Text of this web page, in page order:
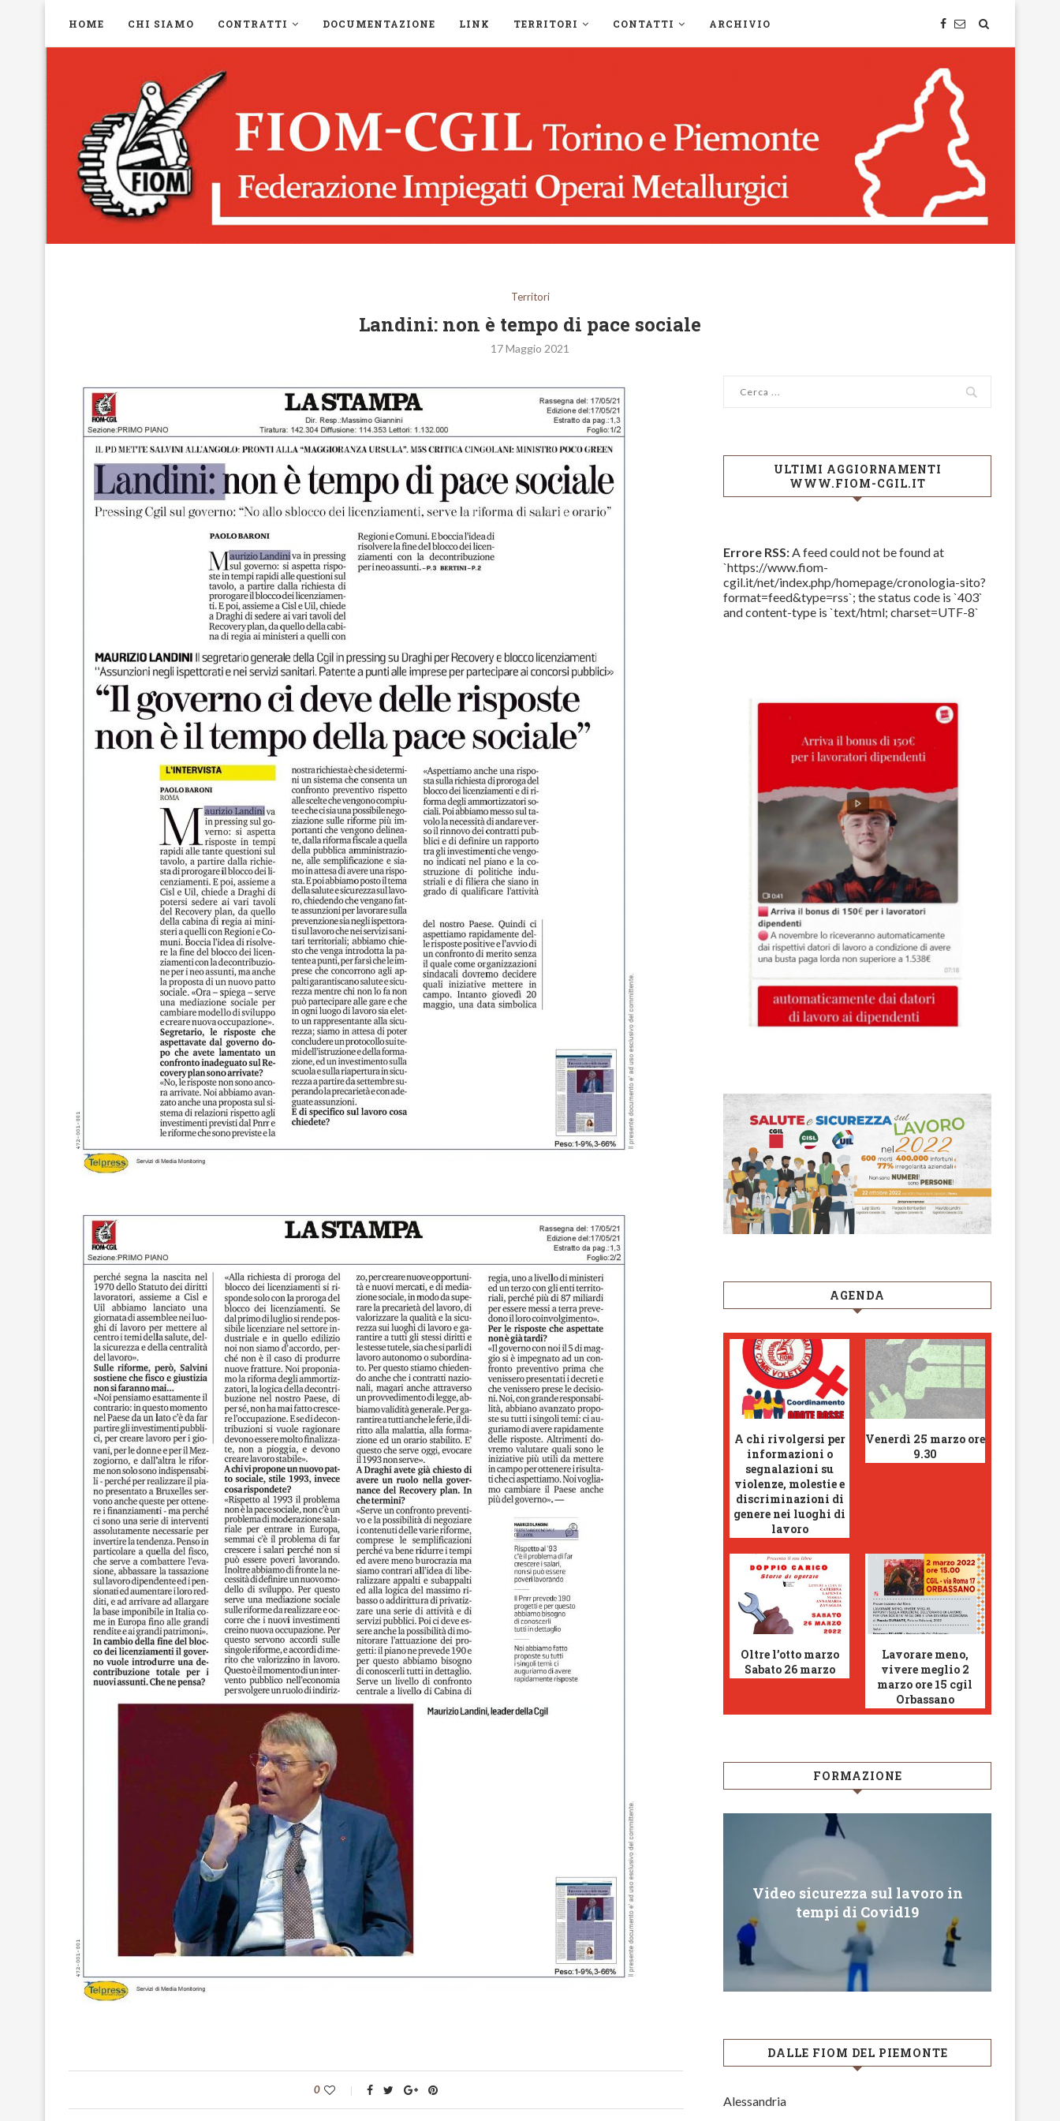
HOME CHI SIAMO CONTRATTI DOCUMENTAZIONE LINK TERRITORI CONTATTI ARCHIVIO
Territori
Landini: non è tempo di pace sociale
17 Maggio 2021
0
ULTIMI AGGIORNAMENTI
WWW.FIOM-CGIL.IT
Errore RSS:A feed could not be found at
`https://www.fiom-
cgil.it/net/index.php/homepage/cronologia-sito?
format=feed&type=rss`; the status code is `403`
and content-type is `text/html; charset=UTF-8`
AGENDA
A chi rivolgersi per
informazioni o
segnalazioni su
violenze, molestie e
discriminazioni di
genere nei luoghi di
lavoro
Venerdì 25 marzo ore
9.30
Oltre l’otto marzo
Sabato 26 marzo
Lavorare meno,
vivere meglio 2
marzo ore 15 cgil
Orbassano
FORMAZIONE
formazione 24 ore Materiali formativi
Video sicurezza sul lavoro in
tempi di Covid19
DALLE FIOM DEL PIEMONTE
Alessandria